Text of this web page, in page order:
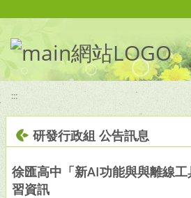
:::
研發行政組 公告訊息
徐匯高中「新AI功能與與離線
習資訊